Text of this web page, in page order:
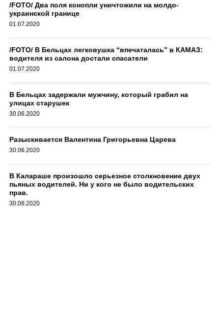
/FOTO/ Два поля конопли уничтожили на молдо-
украинской границе
01.07.2020
/FOTO/ В Бельцах легковушка “впечаталась” в КАМАЗ:
водителя из салона достали спасатели
01.07.2020
В Бельцах задержали мужчину, который грабил на
улицах старушек
30.06.2020
Разыскивается Валентина Григорьевна Царева
30.06.2020
В Калараше произошло серьезное столкновение двух
пьяных водителей. Ни у кого не было водительских
прав.
30.06.2020